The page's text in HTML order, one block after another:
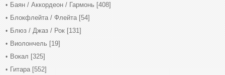
Баян / Аккордеон / Гармонь [408]
Блокфлейта / Флейта [54]
Блюз / Джаз / Рок [131]
Виолончель [19]
Вокал [325]
Гитара [552]